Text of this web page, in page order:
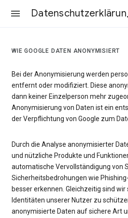
WIE GOOGLE DATEN ANONYMISIERT
Bei der Anonymisierung werden
entfernt oder modifiziert. Diese
dann keiner Einzelperson mehr
Anonymisierung von Daten ist ein
der Verpflichtung von Google zum
Durch die Analyse anonymisierter
und nützliche Produkte und
automatische Vervollständigung von
Sicherheitsbedrohungen wie
besser erkennen. Gleichzeitig sind wir
Identitäten unserer Nutzer zu
anonymisierte Daten auf sichere Art